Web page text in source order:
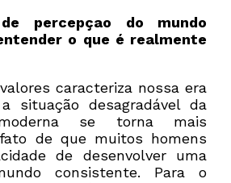
percepçao do mundo
o que é realmente
caracteriza nossa era
situação desagradável da
moderna se torna mais
de que muitos homens
de desenvolver uma
consistente. Para o